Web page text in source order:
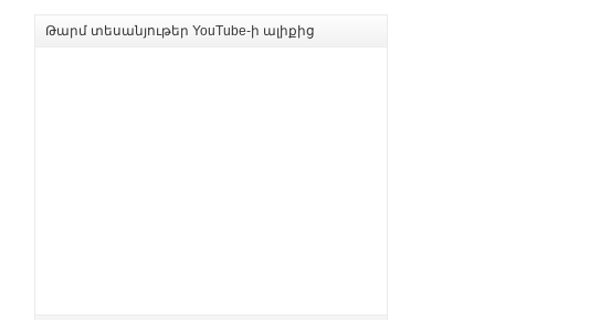
Թարմ տեսանյութեր YouTube-ի ալիքից